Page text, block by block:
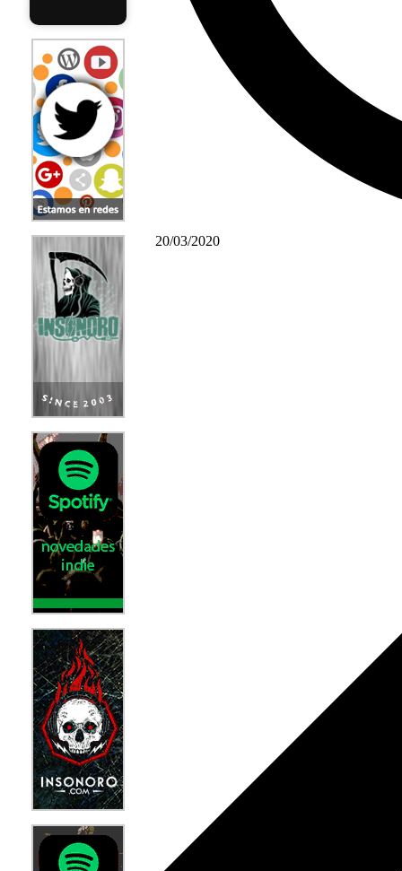
20/03/2020